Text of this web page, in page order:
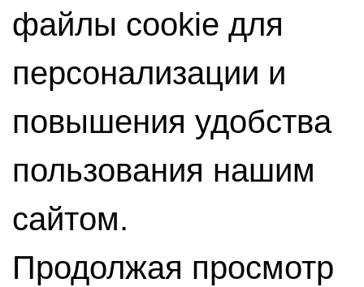
файлы cookie для
персонализации и
повышения удобства
пользования нашим
сайтом.
Продолжая просмотр